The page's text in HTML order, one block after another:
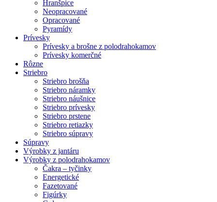
Hranšpice
Neopracované
Opracované
Pyramídy
Prívesky
Prívesky a brošne z polodrahokamov
Prívesky komerčné
Rôzne
Striebro
Striebro brošňa
Striebro náramky
Striebro náušnice
Striebro prívesky
Striebro prstene
Striebro retiazky
Striebro súpravy
Súpravy
Výrobky z jantáru
Výrobky z polodrahokamov
Čakra – tyčinky
Energetické
Fazetované
Figúrky